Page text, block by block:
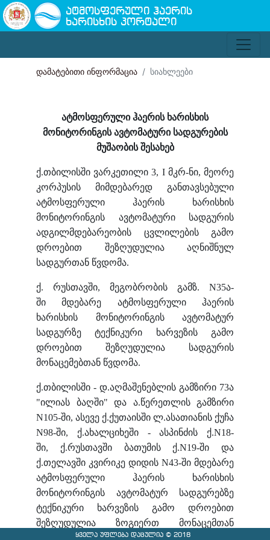
ატმოსფერული ჰაერის
ხარისხის პორტალი
დამატებითი ინფორმაცია სიახლეები
ატმოსფერული ჰაერის ხარისხის
მონიტორინგის ავტომატური სადგურების
მუშაობის შესახებ
ქ.თბილისში ვარკეთილი 3, I მკრ-ნი, მეორე
კორპუსის მიმდებარედ განთავსებული
ატმოსფერული ჰაერის ხარისხის
მონიტორინგის ავტომატური სადგურის
ადგილმდებარეობის ცვლილების გამო
დროებით შეზღუდულია აღნიშნულ
სადგურთან წვდომა.
ქ. რუსთავში, მეგობრობის გამზ. N35ა-
შიმდებარე ატმოსფერული ჰაერის
ხარისხის მონიტორინგის ავტომატურ
სადგურზე ტექნიკური ხარვეზის გამო
დროებით შეზღუდულია სადგურის
მონაცემებთან წვდომა.
ქ.თბილისში - დ.აღმაშენებლის გამზირი 73ა
"ილიას ბაღში" და ა.წერეთლის გამზირი
N105-ში, ასევე ქ.ქუთაისში ლ.ასათიანის ქუჩა
N98-ში, ქ.ახალციხეში - ასპინძის ქ.N18-
ში, ქ.რუსთავში ბათუმის ქ.N19-ში და
ქ.თელავში კვირიკე დიდის N43-ში მდებარე
ატმოსფერული ჰაერის ხარისხის
მონიტორინგის ავტომატურ სადგურებზე
ტექნიკური ხარვეზის გამო დროებით
შეზღუდულია ზოგიერთ მონაცემთან
ყველა უფლება დაცულია © 2018